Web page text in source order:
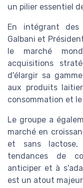
un pilier essentiel
En intégrant des
Galbani et
le marché
acquisitions
d'élargir sa
aux produits
consommation et
Le groupe a
marché en
et sans lactose,
tendances de
anticiper et à
est un atout